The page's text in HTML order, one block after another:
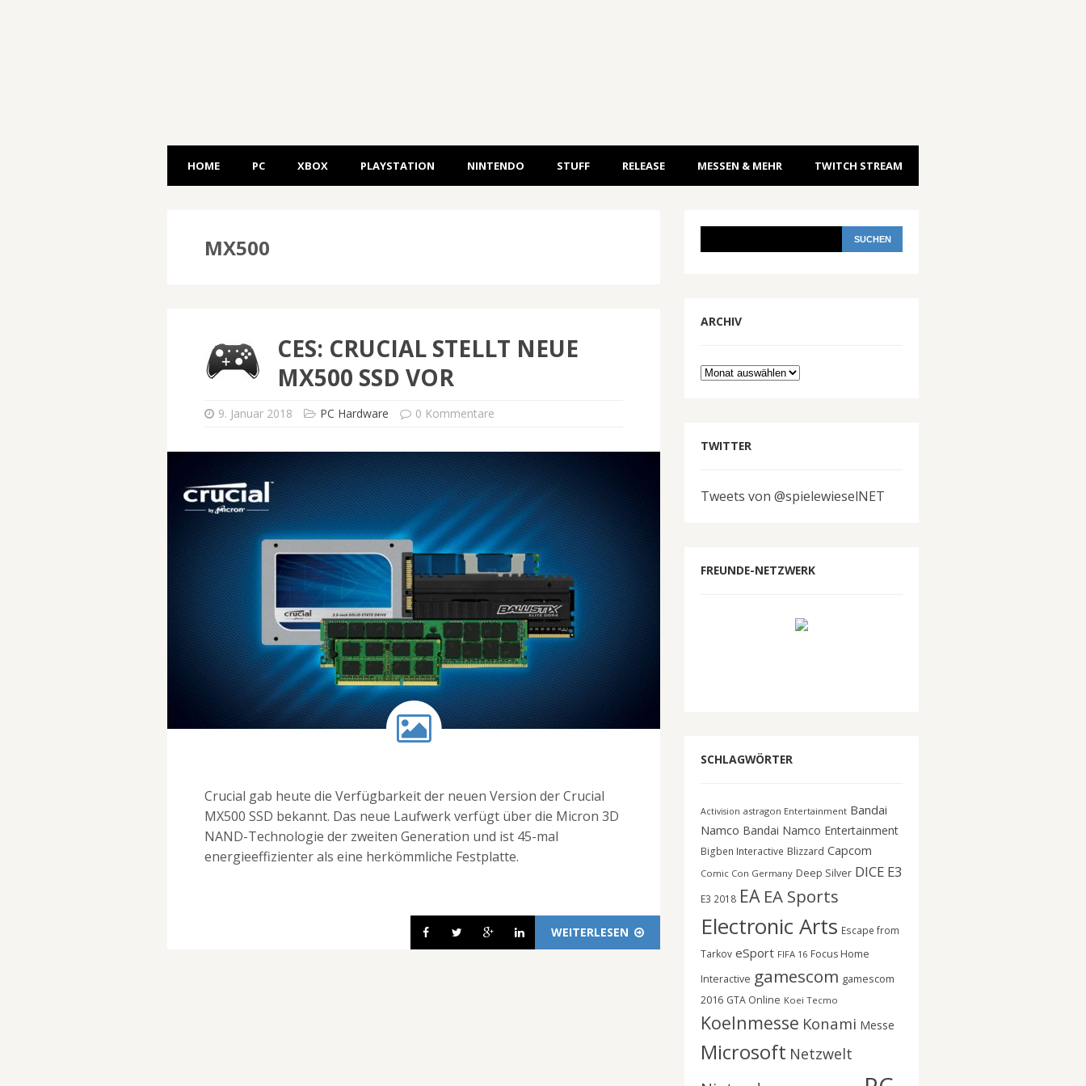
HOME PC XBOX PLAYSTATION NINTENDO STUFF RELEASE MESSEN & MEHR TWITCH STREAM
MX500
CES: CRUCIAL STELLT NEUE
MX500 SSD VOR
9. Januar 2018 PC Hardware 0 Kommentare
Crucial gab heute die Verfügbarkeit der neuen Version der Crucial
MX500 SSD bekannt. Das neue Laufwerk verfügt über die Micron 3D
NAND-Technologie der zweiten Generation und ist 45-mal
energieeffizienter als eine herkömmliche Festplatte.
WEITERLESEN
ARCHIV
Archiv
TWITTER
Tweets von @spielewieselNET
FREUNDE-NETZWERK
SCHLAGWÖRTER
Activision astragon Entertainment Bandai
Namco Bandai Namco Entertainment
Bigben Interactive Blizzard Capcom
Comic Con Germany Deep Silver DICE E3
E3 2018 EA EA Sports
Electronic Arts Escape from
Tarkov eSport FIFA 16 Focus Home
Interactive gamescom gamescom
2016 GTA Online Koei Tecmo
Koelnmesse Konami Messe
Microsoft Netzwelt